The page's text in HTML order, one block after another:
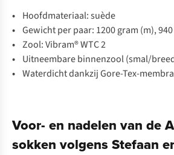
• Hoofdmateriaal: suède
• Gewicht per paar: 1200 gram (m),
• Zool: Vibram® WTC 2
• Uitneembare binnenzool (smal/
• Waterdicht dankzij Gore-Tex-
Voor- en nadelen van de
sokken volgens Stefaan